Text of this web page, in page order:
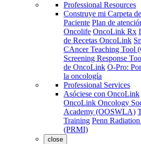
Professional Resources
Construye mi Carpeta
Paciente Plan de
Oncolife OncoLink Rx
de Recetas OncoLink
CAncer Teaching Tool
Screening Response
de OncoLink O-Pro:
la oncología
Professional Services
Asóciese con OncoLink
OncoLink Oncology
Academy (OOSWLA)
Training Penn
(PRMI)
close